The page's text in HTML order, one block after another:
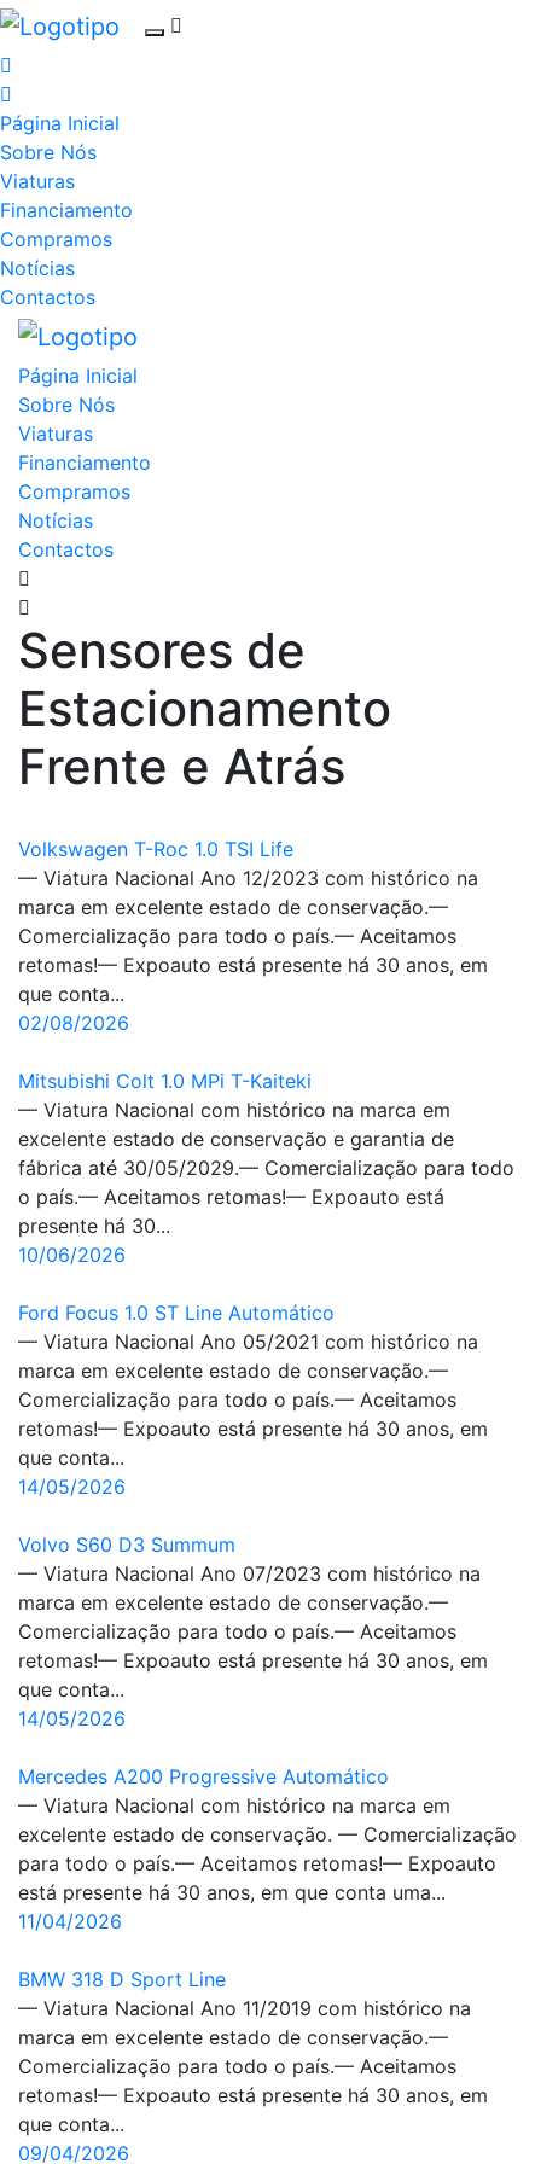
Página Inicial
Sobre Nós
Viaturas
Financiamento
Compramos
Notícias
Contactos
Página Inicial
Sobre Nós
Viaturas
Financiamento
Compramos
Notícias
Contactos
Sensores de
Estacionamento
Frente e Atrás
Volkswagen T-Roc 1.0 TSI Life
— Viatura Nacional Ano 12/2023 com histórico na
marca em excelente estado de conservação.—
Comercialização para todo o país.— Aceitamos
retomas!— Expoauto está presente há 30 anos, em
que conta...
02/08/2026
Mitsubishi Colt 1.0 MPi T-Kaiteki
— Viatura Nacional com histórico na marca em
excelente estado de conservação e garantia de
fábrica até 30/05/2029.— Comercialização para todo
o país.— Aceitamos retomas!— Expoauto está
presente há 30...
10/06/2026
Ford Focus 1.0 ST Line Automático
— Viatura Nacional Ano 05/2021 com histórico na
marca em excelente estado de conservação.—
Comercialização para todo o país.— Aceitamos
retomas!— Expoauto está presente há 30 anos, em
que conta...
14/05/2026
Volvo S60 D3 Summum
— Viatura Nacional Ano 07/2023 com histórico na
marca em excelente estado de conservação.—
Comercialização para todo o país.— Aceitamos
retomas!— Expoauto está presente há 30 anos, em
que conta...
14/05/2026
Mercedes A200 Progressive Automático
— Viatura Nacional com histórico na marca em
excelente estado de conservação. — Comercialização
para todo o país.— Aceitamos retomas!— Expoauto
está presente há 30 anos, em que conta uma...
11/04/2026
BMW 318 D Sport Line
— Viatura Nacional Ano 11/2019 com histórico na
marca em excelente estado de conservação.—
Comercialização para todo o país.— Aceitamos
retomas!— Expoauto está presente há 30 anos, em
que conta...
09/04/2026